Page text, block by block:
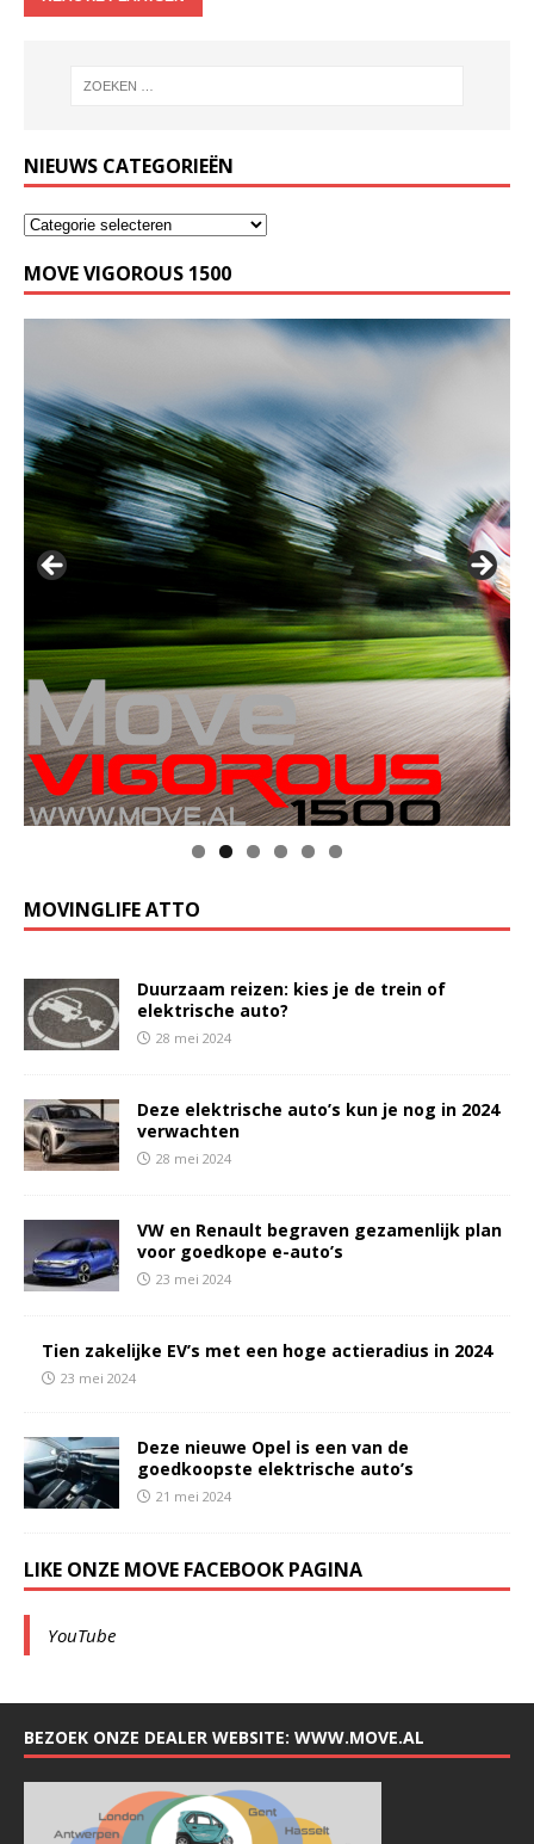
NIEUWS CATEGORIEËN
MOVE VIGOROUS 1500
MOVINGLIFE ATTO
Duurzaam reizen: kies je de trein of
elektrische auto?
28 mei 2024
Deze elektrische auto’s kun je nog in 2024
verwachten
28 mei 2024
VW en Renault begraven gezamenlijk plan
voor goedkope e-auto’s
23 mei 2024
Tien zakelijke EV’s met een hoge actieradius in 2024
23 mei 2024
Deze nieuwe Opel is een van de
goedkoopste elektrische auto’s
21 mei 2024
LIKE ONZE MOVE FACEBOOK PAGINA
YouTube
BEZOEK ONZE DEALER WEBSITE: WWW.MOVE.AL